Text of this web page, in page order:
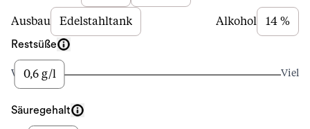
Ausbau Edelstahltank Alkohol 14 %
Restsüße
Wenig
0,6 g/l Viel
Säuregehalt